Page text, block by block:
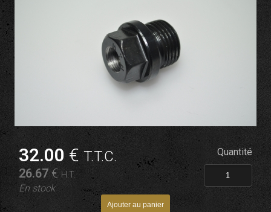
32.00 €T.T.C.
26.67 € H.T.
En stock
Quantité